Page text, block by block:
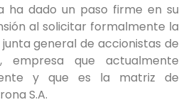
ha dado un paso firme en su
al solicitar formalmente la
general de accionistas de
empresa que actualmente
y que es la matriz de
S.A.